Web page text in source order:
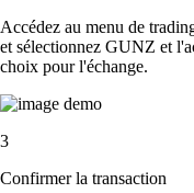
Accédez au menu de
et sélectionnez GUNZ et
choix pour l'échange.
3
Confirmer la transaction